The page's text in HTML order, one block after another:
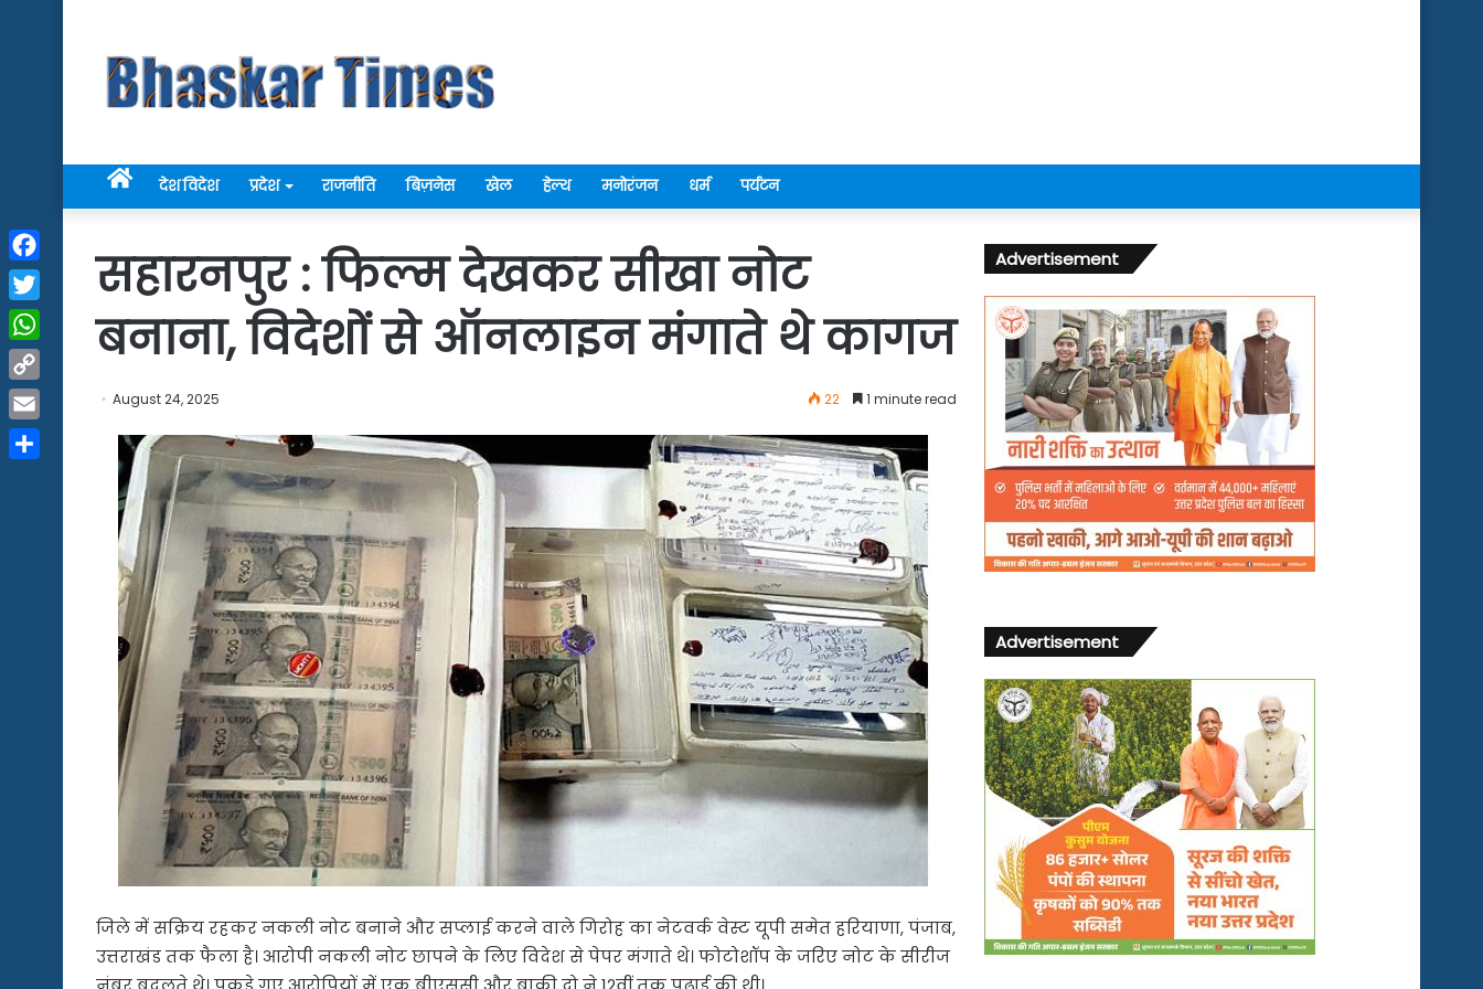
Homeदेश विदेश प्रदेश राजनीति बिज़नेस खेल हेल्थ मनोरंजन धर्म पर्यटन
सहारनपुर : फिल्म देखकर सीखा नोट
बनाना, विदेशों से ऑनलाइन मंगाते थे कागज
August 24, 2025 22 1 minute read
जिले में सक्रिय रहकर नकली नोट बनाने और सप्लाई करने वाले गिरोह का नेटवर्क वेस्ट यूपी समेत हरियाणा, पंजाब,
उत्तराखंड तक फैला है। आरोपी नकली नोट छापने के लिए विदेश से पेपर मंगाते थे। फोटोशॉप के जरिए नोट के सीरीज
Advertisement
Advertisement
Facebook
Twitter
WhatsApp
Copy
Link
Email